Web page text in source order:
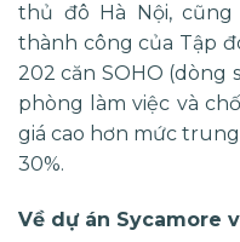
thủ đô Hà Nội,
thành công của Tập
202 căn SOHO (dòng
phòng làm việc và
giá cao hơn mức
30%.
Về dự án Sycamore